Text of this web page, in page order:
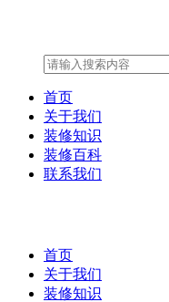
首页
关于我们
装修知识
装修百科
联系我们
首页
关于我们
装修知识